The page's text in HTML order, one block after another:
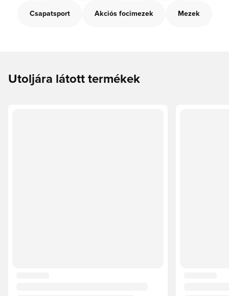
Csapatsport Akciós focimezek Mezek
Utoljára látott termékek